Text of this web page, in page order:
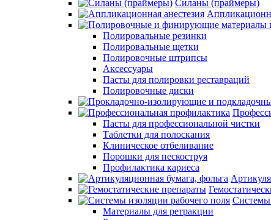
Силаны (праймеры)
Полировальные резинки
Полировальные щетки
Полировочные штрипсы
Аксессуары
Пасты для полировки реставраций
Полировочные диски
Пасты для профессиональной чистки
Таблетки для полоскания
Клиническое отбеливание
Порошки для пескоструя
Профилактика кариеса
Системы
Материалы для ретракции